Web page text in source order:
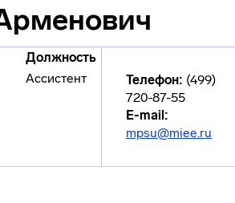
Должность
Ассистент Телефон: (499)
720-87-55
E-mail:
mpsu@miee.ru